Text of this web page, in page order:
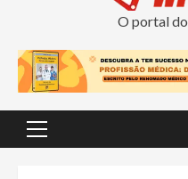
O portal
Primary